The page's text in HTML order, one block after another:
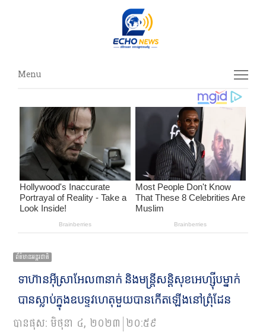
Menu
Menu
ព័ត៌មានអន្ដរជាតិ
ទាហ៊ាន​អ៊ីស្រាអែល៣​នាក់ និង​មន្ត្រី​សន្តិសុខ​អេហ្ស៊ីប​ម្នាក់
បាន​ស្លាប់​ក្នុង​ឧបទ្ទវហេតុមួយបានកើតឡើងនៅព្រុំដែន
បានផុស:មិថុនា ៤, ២០២៣ ២០:៥៩